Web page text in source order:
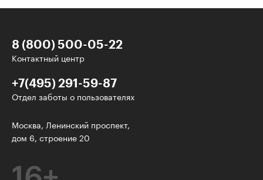
8 (800) 500-05-22
Контактный центр
+7(495) 291-59-87
Отдел заботы о пользователях
Москва, Ленинский проспект,
дом 6, строение 20
Интересное - на почту!
Выберите тему рассылки